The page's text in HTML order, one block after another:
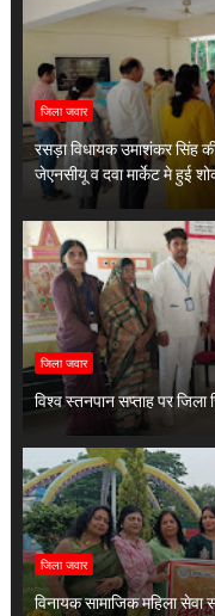
जिला जवार
रसड़ा विधायक उमाशंकर सिंह
जेएनसीयू व दवा मार्केट मे हुई
जिला जवार
विश्व स्तनपान सप्ताह पर
जिला जवार
विनायक सामाजिक महिला